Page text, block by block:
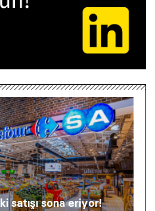
satışı sona eriyor!